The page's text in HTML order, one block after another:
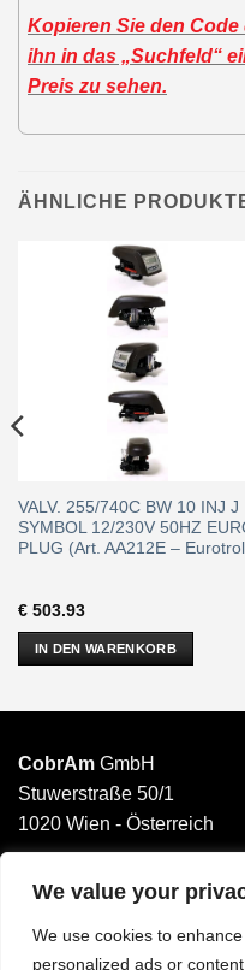
We value your
We use cookies to
personalized ads or
Kopieren Sie den
ihn in das „Suchfeld“
Preis zu sehen.
ÄHNLICHE
VALV. 255/740C BW 10 INJ J
SYMBOL 12/230V 50HZ
PLUG (Art. AA212E –
€503.93
IN DEN WARENKORB
CobrAm GmbH
Stuwerstraße 50/1
1020 Wien - Österreich
Email:
Impressum